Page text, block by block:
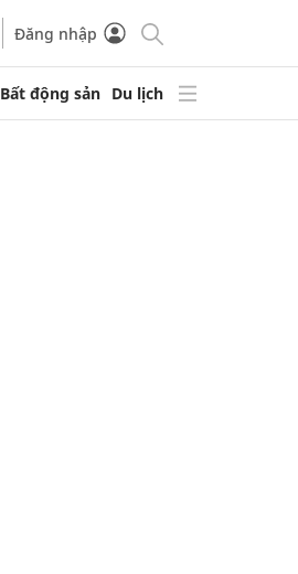
Đăng nhập
Bất động sản Du lịch